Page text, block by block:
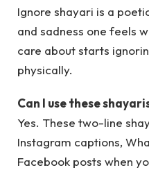
Ignore shayari is a
and sadness one feels
care about starts
physically.
Can I use these
Yes. These two-line
Instagram captions,
Facebook posts when